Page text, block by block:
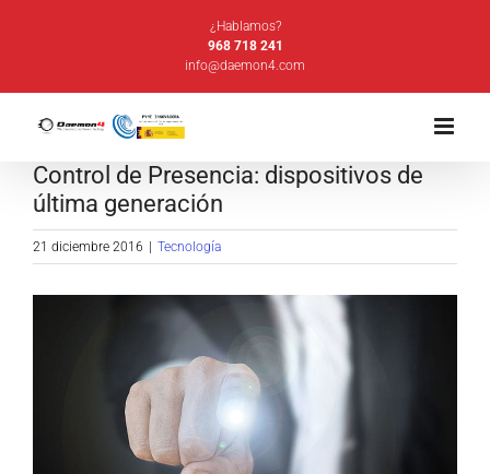
¿Hablamos?
968 718 241
info@daemon4.com
Control de Presencia: dispositivos de
última generación
21 diciembre 2016 Tecnología